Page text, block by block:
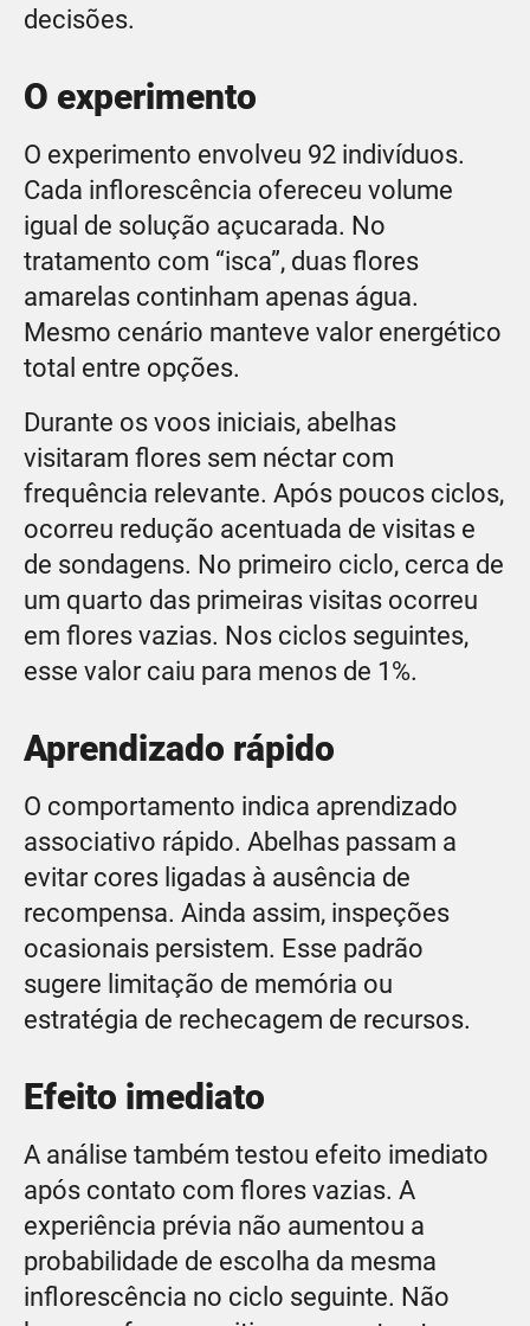
decisões.
O experimento
O experimento envolveu 92 indivíduos.
Cada inflorescência ofereceu volume
igual de solução açucarada. No
tratamento com “isca”, duas flores
amarelas continham apenas água.
Mesmo cenário manteve valor energético
total entre opções.
Durante os voos iniciais, abelhas
visitaram flores sem néctar com
frequência relevante. Após poucos ciclos,
ocorreu redução acentuada de visitas e
de sondagens. No primeiro ciclo, cerca de
um quarto das primeiras visitas ocorreu
em flores vazias. Nos ciclos seguintes,
esse valor caiu para menos de 1%.
Aprendizado rápido
O comportamento indica aprendizado
associativo rápido. Abelhas passam a
evitar cores ligadas à ausência de
recompensa. Ainda assim, inspeções
ocasionais persistem. Esse padrão
sugere limitação de memória ou
estratégia de rechecagem de recursos.
Efeito imediato
A análise também testou efeito imediato
após contato com flores vazias. A
experiência prévia não aumentou a
probabilidade de escolha da mesma
inflorescência no ciclo seguinte. Não